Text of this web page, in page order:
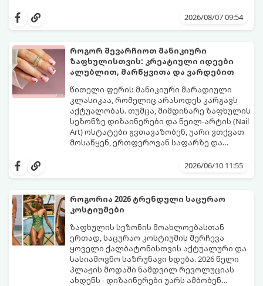
რომელიც მილიონერებსა და
წელს გადაცილებული თითოეული
ქალბატონის გარდერობში უნდა იყოს:
2026/08/07 09:54
როგორ შევარჩიოთ მანიკიური
ზაფხულისთვის: კრეატიული იდეები
ალუბლით, მარწყვითა და ვარდებით
წითელი ფერის მანიკიური მარადიული
კლასიკაა, რომელიც არასოდეს კარგავს
აქტუალობას. თუმცა, მიმდინარე ზაფხულის
სეზონზე დიზაინერები და ნეილ-არტის (Nail
Art) ოსტატები გვთავაზობენ, უარი ვთქვათ
მოსაწყენ, ერთფეროვან საფარზე და
წვნიანი და რომანტიკული განწყობა
კლასიკური ალისფერიდან დაწყებული,
ექსპერიმენტებისთვის. გაიგეთ, რომელი
სამი მთავარი პრინტი იქნება ივნისის
ყველაზე ცხელი ტრენდი ფრჩხილების
მოდაში:
2026/06/10 11:55
როგორია 2026 ტრენდული საცურაო
კოსტიუმები
ზაფხულის სეზონის მოახლოებასთან
ერთად, საცურაო კოსტიუმის შერჩევა
ყოველი ქალბატონისთვის აქტუალური და
სასიამოვნო საზრუნავი ხდება. 2026 წელი
პლაჟის მოდაში ნამდვილ რევოლუციას
ახდენს - დიზაინერები უარს ამბობენ